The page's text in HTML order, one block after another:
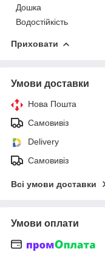
Дошка
Водостійкість
Приховати
Умови доставки
Нова Пошта
Самовивіз
Delivery
Самовивіз
Всі умови доставки
Умови оплати